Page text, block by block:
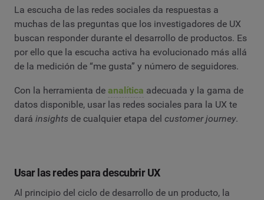
La escucha de las redes sociales da respuestas a
muchas de las preguntas que los investigadores de UX
buscan responder durante el desarrollo de productos. Es
por ello que la escucha activa ha evolucionado más allá
de la medición de “me gusta” y número de seguidores.
Con la herramienta de analítica adecuada y la gama de
datos disponible, usar las redes sociales para la UX te
dará insights de cualquier etapa del customer journey.
Usar las redes para descubrir UX
Al principio del ciclo de desarrollo de un producto, la